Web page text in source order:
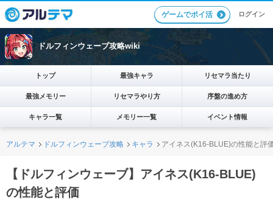
ゲームでポイ活 ログイン
ドルフィンウェーブ攻略wiki
トップ 最強キャラ リセマラ当たり
最強メモリー リセマラやり方 序盤の進め方
キャラ一覧 メモリー一覧 イベント情報
アルテマ ドルフィンウェーブ攻略 キャラ アイネス(K16-BLUE)の性能と評
【ドルフィンウェーブ】アイネス(K16-BLUE)
の性能と評価